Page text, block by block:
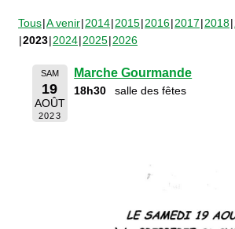
Tous A venir 2014 2015 2016 2017 2018
2023 2024 2025 2026
SAM
19
AOÛT
2023
Marche Gourmande
18h30 salle des fêtes